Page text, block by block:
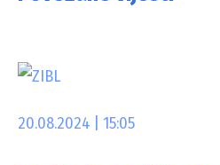
20.08.2024 | 15:05